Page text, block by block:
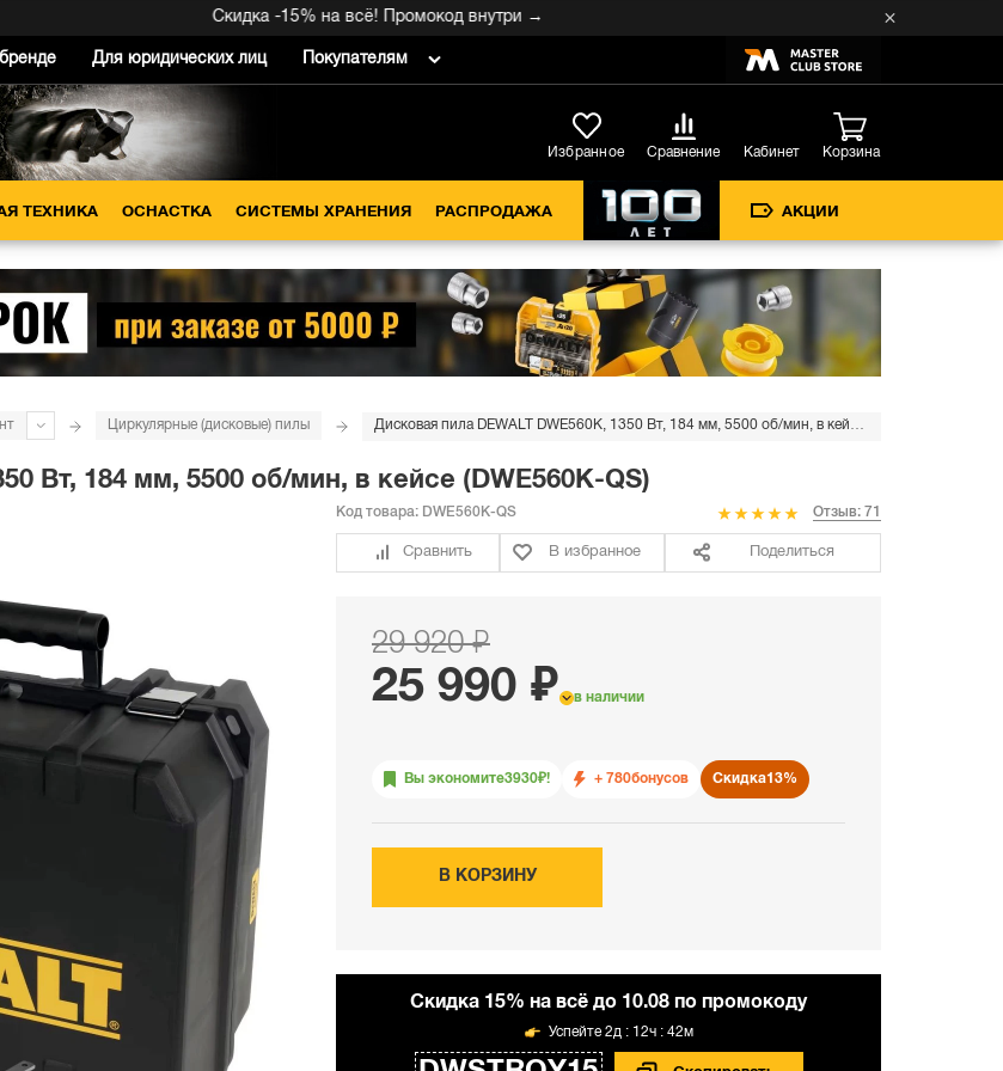
Скидка -15% на всё! Промокод внутри →
Для юридических лиц Покупателям
Избранное Сравнение Кабинет Корзина
ТЕХНИКА ОСНАСТКА СИСТЕМЫ ХРАНЕНИЯ РАСПРОДАЖА АКЦИИ
Циркулярные (дисковые) пилы
Вт, 184 мм, 5500 об/мин, в кейсе (DWE560K-QS)
Код товара: DWE560K-QS Отзыв: 71
Сравнить В избранное Поделиться
29 920 ₽
25 990 ₽ в наличии
Вы экономите3930₽! + 780бонусов Скидка13%
В КОРЗИНУ
Cкидка 15% на всё до 10.08 по промокоду
2д : 12ч : 42м